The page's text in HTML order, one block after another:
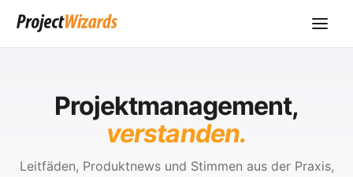
Projektmanagement,
verstanden.
Leitfäden, Produktnews und Stimmen aus der Praxis,